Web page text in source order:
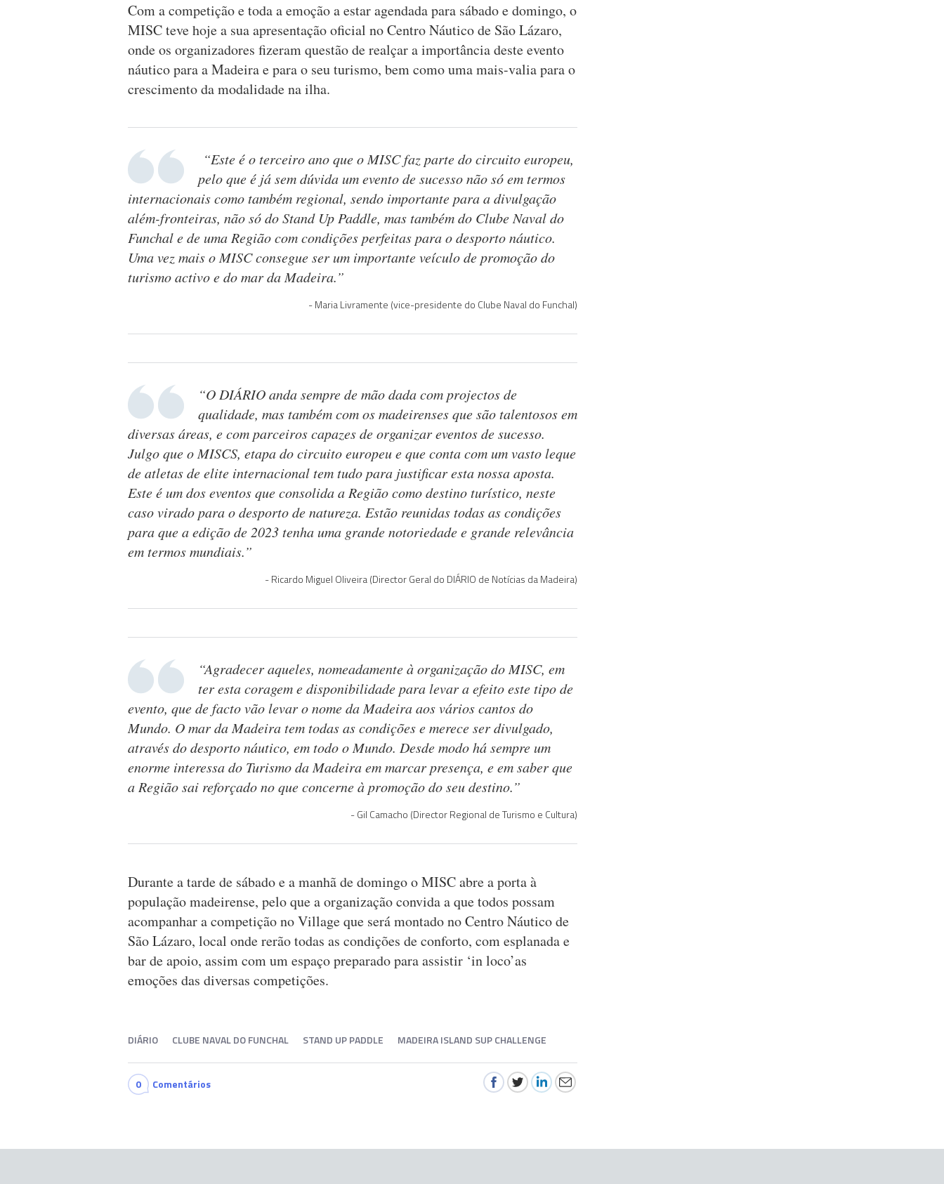
Com a competição e toda a emoção a estar agendada para sábado e domingo, o
MISC teve hoje a sua apresentação oficial no Centro Náutico de São Lázaro,
onde os organizadores fizeram questão de realçar a importância deste evento
náutico para a Madeira e para o seu turismo, bem como uma mais-valia para o
crescimento da modalidade na ilha.
“Este é o terceiro ano que o MISC faz parte do circuito europeu,
pelo que é já sem dúvida um evento de sucesso não só em termos
internacionais como também regional, sendo importante para a divulgação
além-fronteiras, não só do Stand Up Paddle, mas também do Clube Naval do
Funchal e de uma Região com condições perfeitas para o desporto náutico.
Uma vez mais o MISC consegue ser um importante veículo de promoção do
turismo activo e do mar da Madeira.”
Maria Livramente (vice-presidente do Clube Naval do Funchal)
“O DIÁRIO anda sempre de mão dada com projectos de
qualidade, mas também com os madeirenses que são talentosos em
diversas áreas, e com parceiros capazes de organizar eventos de sucesso.
Julgo que o MISCS, etapa do circuito europeu e que conta com um vasto leque
de atletas de elite internacional tem tudo para justificar esta nossa aposta.
Este é um dos eventos que consolida a Região como destino turístico, neste
caso virado para o desporto de natureza. Estão reunidas todas as condições
para que a edição de 2023 tenha uma grande notoriedade e grande relevância
em termos mundiais.”
Ricardo Miguel Oliveira (Director Geral do DIÁRIO de Notícias da Madeira)
“Agradecer aqueles, nomeadamente à organização do MISC, em
ter esta coragem e disponibilidade para levar a efeito este tipo de
evento, que de facto vão levar o nome da Madeira aos vários cantos do
Mundo. O mar da Madeira tem todas as condições e merece ser divulgado,
através do desporto náutico, em todo o Mundo. Desde modo há sempre um
enorme interessa do Turismo da Madeira em marcar presença, e em saber que
a Região sai reforçado no que concerne à promoção do seu destino.”
Gil Camacho (Director Regional de Turismo e Cultura)
Durante a tarde de sábado e a manhã de domingo o MISC abre a porta à
população madeirense, pelo que a organização convida a que todos possam
acompanhar a competição no Village que será montado no Centro Náutico de
São Lázaro, local onde rerão todas as condições de conforto, com esplanada e
bar de apoio, assim com um espaço preparado para assistir ‘in loco’as
emoções das diversas competições.
DIÁRIO CLUBE NAVAL DO FUNCHAL STAND UP PADDLE MADEIRA ISLAND SUP CHALLENGE
0 Comentários